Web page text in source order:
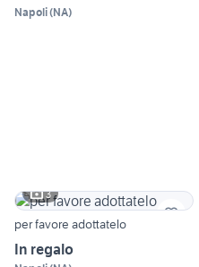
Napoli(NA)
3
per favore adottatelo
In regalo